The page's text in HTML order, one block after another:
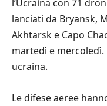
l’Ucraina con 71
lanciati da Bryansk,
Akhtarsk e Capo
martedì e mercoledì.
ucraina.
Le difese aeree